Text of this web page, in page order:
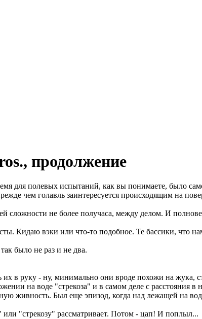
продолжение
для полевых испытаний, как вы понимаете, было
чем голавль заинтересуется происходящим на
сложности не более получаса, между делом. И
Кидаю вэки или что-то подобное. Те бассики, что
было не раз и не два.
в руку - ну, минимально они вроде похожи на жука,
на воде "стрекоза" и в самом деле с расстояния в
живность. Был еще эпизод, когда над лежащей на
или "стрекозу" рассматривает. Потом - цап! И поплыл...